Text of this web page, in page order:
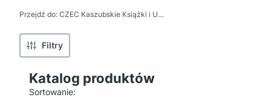
Przejdź do: CZEC Kaszubskie Książki i Upominki - Pamiątki z Kaszub
Filtry
Katalog produktów
Lista produktów
Sortowanie: